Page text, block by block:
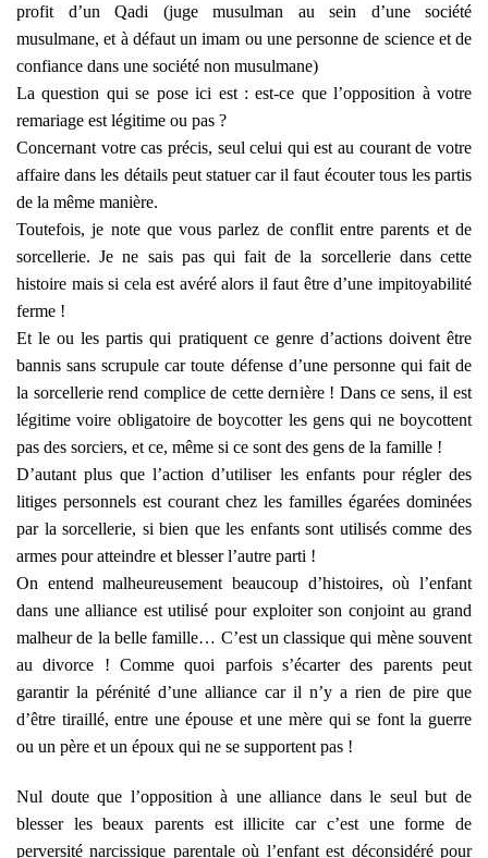
profit d’un Qadi (juge musulman au sein d’une société
musulmane, et à défaut un imam ou une personne de science et de
confiance dans une société non musulmane)
La question qui se pose ici est : est-ce que l’opposition à votre
remariage est légitime ou pas ?
Concernant votre cas précis, seul celui qui est au courant de votre
affaire dans les détails peut statuer car il faut écouter tous les partis
de la même manière.
Toutefois, je note que vous parlez de conflit entre parents et de
sorcellerie. Je ne sais pas qui fait de la sorcellerie dans cette
histoire mais si cela est avéré alors il faut être d’une impitoyabilité
ferme !
Et le ou les partis qui pratiquent ce genre d’actions doivent être
bannis sans scrupule car toute défense d’une personne qui fait de
la sorcellerie rend complice de cette dernière ! Dans ce sens, il est
légitime voire obligatoire de boycotter les gens qui ne boycottent
pas des sorciers, et ce, même si ce sont des gens de la famille !
D’autant plus que l’action d’utiliser les enfants pour régler des
litiges personnels est courant chez les familles égarées dominées
par la sorcellerie, si bien que les enfants sont utilisés comme des
armes pour atteindre et blesser l’autre parti !
On entend malheureusement beaucoup d’histoires, où l’enfant
dans une alliance est utilisé pour exploiter son conjoint au grand
malheur de la belle famille… C’est un classique qui mène souvent
au divorce ! Comme quoi parfois s’écarter des parents peut
garantir la pérénité d’une alliance car il n’y a rien de pire que
d’être tiraillé, entre une épouse et une mère qui se font la guerre
ou un père et un époux qui ne se supportent pas !
Nul doute que l’opposition à une alliance dans le seul but de
blesser les beaux parents est illicite car c’est une forme de
perversité narcissique parentale où l’enfant est déconsidéré pour